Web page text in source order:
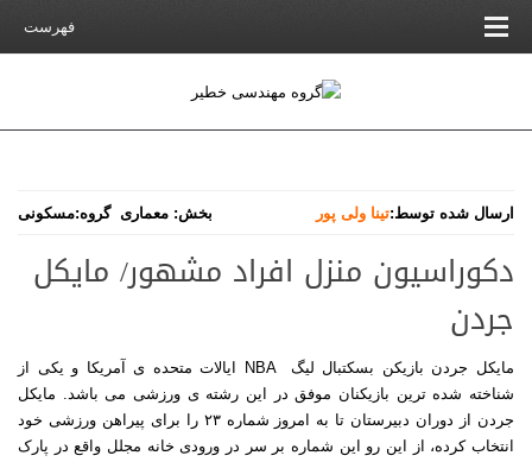
فهرست
ارسال شده توسط:تینا ولی پور بخش: معماری گروه:مسکونی
دکوراسیون منزل افراد مشهور/ مایکل
جردن
مایکل جردن بازیکن بسکتبال لیگ NBA
ایالات متحده ی آمریکا و یکی از
شناخته شده ترین بازیکنان موفق در این رشته ی ورزشی می باشد. مایکل
جردن از دوران دبیرستان تا به امروز شماره ۲۳ را برای پیراهن ورزشی خود
انتخاب کرده، از این رو این شماره بر سر در ورودی خانه مجلل واقع در پارک